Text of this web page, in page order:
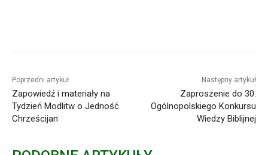
Poprzedni artykuł
Zapowiedź i materiały na
Tydzień Modlitw o Jedność
Chrześcijan
Następny artykuł
Zaproszenie do 30.
Ogólnopolskiego Konkursu
Wiedzy Biblijnej